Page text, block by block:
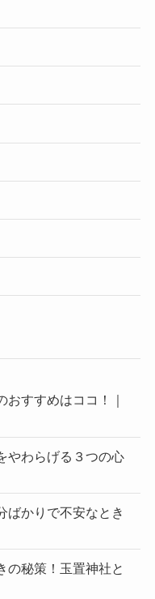
すすめはココ！｜
やわらげる３つの心
ばかりで不安なとき
秘策！玉置神社と